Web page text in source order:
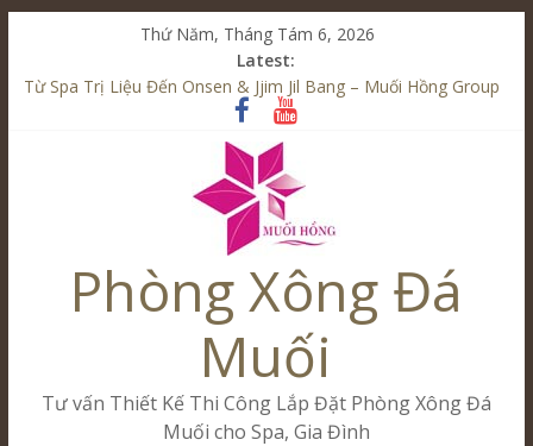
Thứ Năm, Tháng Tám 6, 2026
Latest:
Tăng Doanh Số Kinh Doanh Lắp Đặt Onsen & Jjim Jil Bang –
Muối Hồng Group
Từ Spa Trị Liệu Đến Onsen & Jjim Jil Bang – Muối Hồng Group
Kết Hợp Onsen & Jjim Jil Bang Trong Mô Hình Spa – Muối
Cham Riverside Onsen & Jjim Jil Bang Đà Nẵng Muối Hồng
Spa Jjim Jil Bang Kết Hợp Onsen – Kinh Doanh Chuẩn Sao –
Muối Hồng Group
Phòng Xông Đá
Muối
Tư vấn Thiết Kế Thi Công Lắp Đặt Phòng Xông Đá
Muối cho Spa, Gia Đình